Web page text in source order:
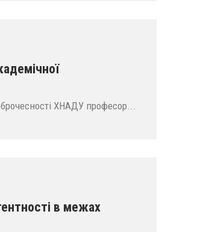
ХНАДУ професор...
в межах